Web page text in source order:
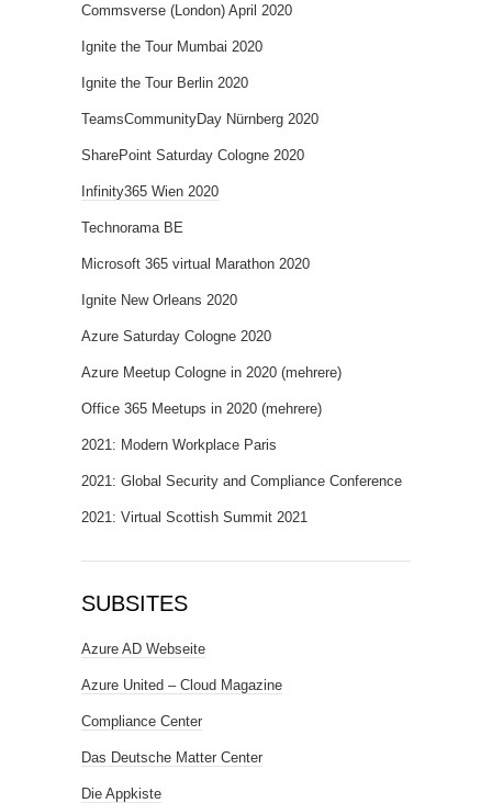
Commsverse (London) April 2020
Ignite the Tour Mumbai 2020
Ignite the Tour Berlin 2020
TeamsCommunityDay Nürnberg 2020
SharePoint Saturday Cologne 2020
Infinity365 Wien 2020
Technorama BE
Microsoft 365 virtual Marathon 2020
Ignite New Orleans 2020
Azure Saturday Cologne 2020
Azure Meetup Cologne in 2020 (mehrere)
Office 365 Meetups in 2020 (mehrere)
2021: Modern Workplace Paris
2021: Global Security and Compliance Conference
2021: Virtual Scottish Summit 2021
SUBSITES
Azure AD Webseite
Azure United – Cloud Magazine
Compliance Center
Das Deutsche Matter Center
Die Appkiste